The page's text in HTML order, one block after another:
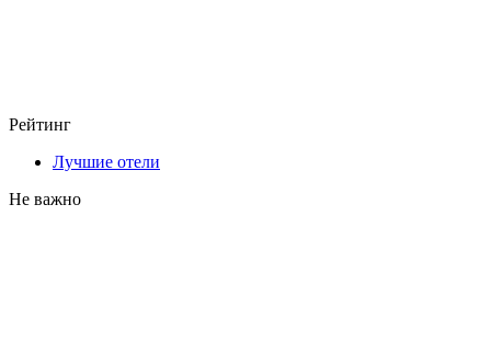
Рейтинг
Лучшие отели
Не важно